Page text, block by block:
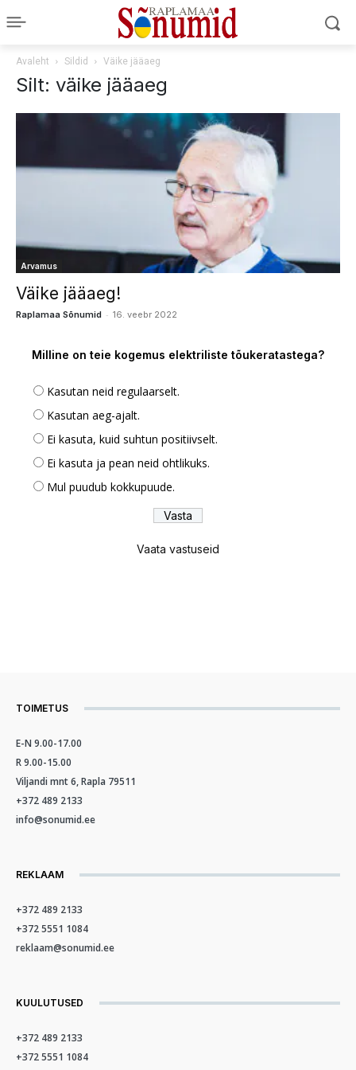
Avaleht Sildid Väike jääaeg
Silt: väike jääaeg
Arvamus
Väike jääaeg!
Raplamaa Sõnumid - 16. veebr 2022
Milline on teie kogemus elektriliste tõukeratastega?
Kasutan neid regulaarselt.
Kasutan aeg-ajalt.
Ei kasuta, kuid suhtun positiivselt.
Ei kasuta ja pean neid ohtlikuks.
Mul puudub kokkupuude.
Vaata vastuseid
TOIMETUS
E-N 9.00-17.00
R 9.00-15.00
Viljandi mnt 6, Rapla 79511
+372 489 2133
info@sonumid.ee
REKLAAM
+372 489 2133
+372 5551 1084
reklaam@sonumid.ee
KUULUTUSED
+372 489 2133
+372 5551 1084